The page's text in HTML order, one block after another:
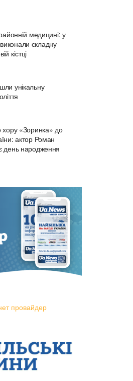
медицині: у
складну
кістці
унікальну
хору «Зоринка» до
актор Роман
день народження